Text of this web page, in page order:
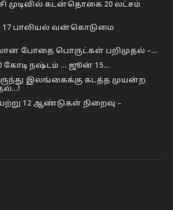
முடிவில் கடன்தொகை 20 லட்சம்
17 பாலியல் வன்கொடுமை
போதை பொருட்கள் பறிமுதல் –…
கோடி நஷ்டம் … ஜூன் 15…
இலங்கைக்கு கடத்த முயன்ற
12 ஆண்டுகள் நிறைவு –